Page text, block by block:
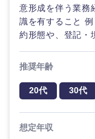
意形成を伴う業務
識を有すること
約形態や、登記・
推奨年齢
20代 30代
想定年収